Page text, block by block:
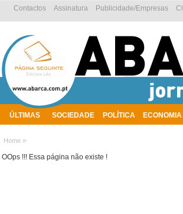
ÚLTIMAS SOCIEDADE POLÍTICA ECONOMIA
Publicidade/Empresas
Assinatura
Contactos
Home »
OOps !!! Essa página não existe !